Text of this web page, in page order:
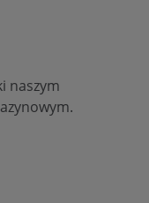
naszym